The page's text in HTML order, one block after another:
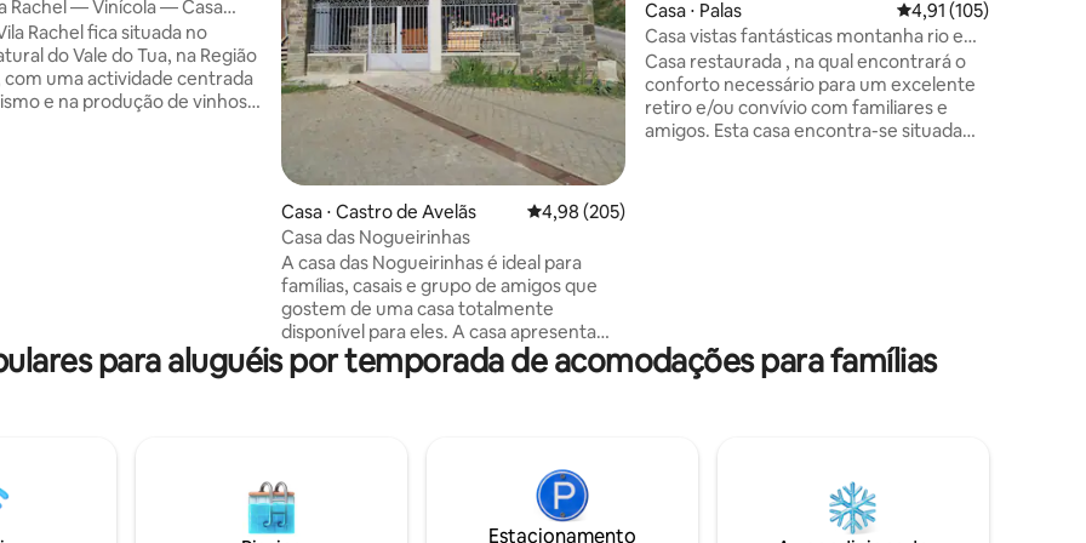
Rachel — Vinícola — Casa
Rachel fica situada no
do Vale do Tua, na Região
com uma actividade centrada
e na produção de vinhos
Casa ⋅ Castro de Avelãs 4,98 de uma avaliação média de 5, 205 avaliações
4,98 (205)
Casa das Nogueirinhas
A casa das Nogueirinhas é ideal para
famílias, casais e grupo de amigos que
gostem de uma casa totalmente
disponível para eles. A casa apresenta
uma televisão de ecrã plano, na sala de
estar e uma kitchenette totalmente
campestre e outro, com vista para a
aldeia. Tem duas casas de banho
totalmente equipadas. Estacionamento
Casa ⋅ Palas 4,91 de uma avaliação
4,91 (105)
Casa vistas fantásticas montanha rio e
Piscina
Casa restaurada , na qual encontrará o
conforto necessário para um excelente
retiro e/ou convívio com familiares e
amigos. Esta casa encontra-se situada
encomenda
para aluguéis por temporada de acomodações para famílias
Estacionamento